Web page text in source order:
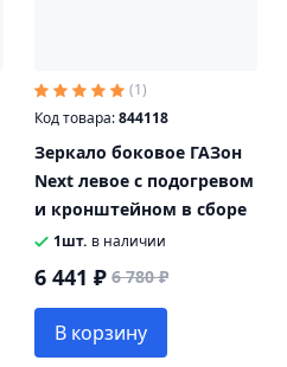
(1)
Код товара:844118
Зеркало боковое ГАЗон
Next левое с подогревом
и кронштейном в сборе
1шт. в наличии
6 441 ₽ 6 780 ₽
В корзину